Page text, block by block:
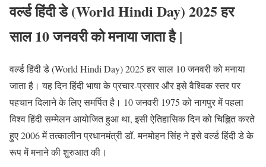
वर्ल्ड हिंदी डे (World Hindi Day) 2025 हर
साल 10 जनवरी को मनाया जाता है |
वर्ल्ड हिंदी डे (World Hindi Day) 2025 हर साल 10 जनवरी को मनाया
जाता है। यह दिन हिंदी भाषा के प्रचार-प्रसार और इसे वैश्विक स्तर पर
पहचान दिलाने के लिए समर्पित है। 10 जनवरी 1975 को नागपुर में पहला
विश्व हिंदी सम्मेलन आयोजित हुआ था, इसी ऐतिहासिक दिन को चिह्नित करते
हुए 2006 में तत्कालीन प्रधानमंत्री डॉ. मनमोहन सिंह ने इसे वर्ल्ड हिंदी डे के
रूप में मनाने की शुरुआत की।